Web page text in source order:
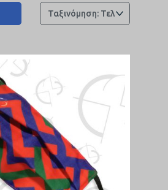
latest